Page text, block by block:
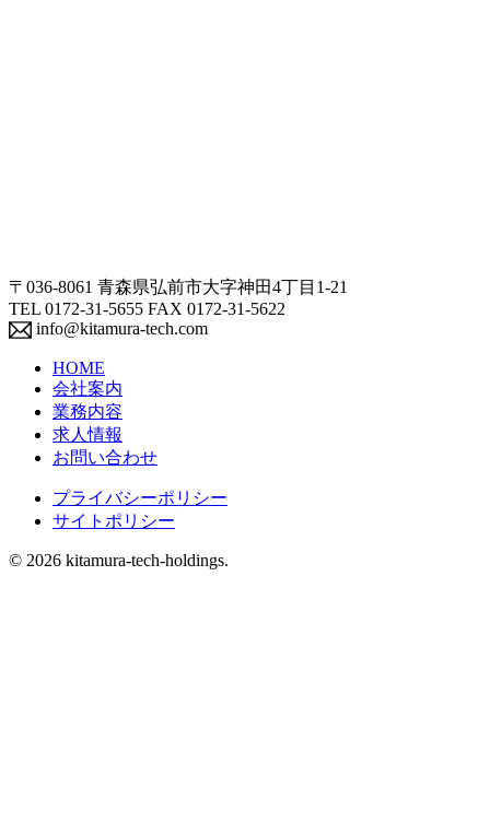
〒036-8061 青森県弘前市大字神田4丁目1-21
TEL 0172-31-5655 FAX 0172-31-5622
info@kitamura-tech.com
HOME
会社案内
業務内容
求人情報
お問い合わせ
プライバシーポリシー
サイトポリシー
© 2026 kitamura-tech-holdings.